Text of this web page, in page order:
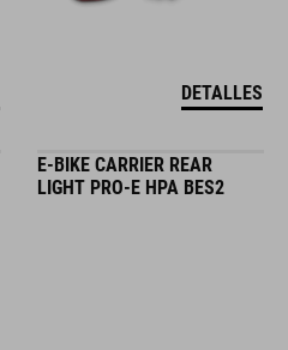
DETALLES
E-BIKE CARRIER REAR
LIGHT PRO-E HPA BES2